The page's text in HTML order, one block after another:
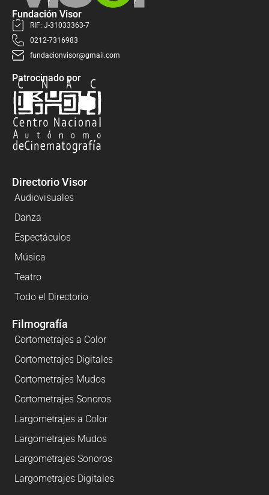
Fundación Visor
RIF: J-31033363-7
0212-7316983
fundacionvisor@gmail.com
Patrocinado por
Directorio Visor
Audiovisuales
Danza
Espectáculos
Música
Teatro
Todo el Directorio
Filmografía
Cortometrajes a Color
Cortometrajes Digitales
Cortometrajes Mudos
Cortometrajes Sonoros
Largometrajes a Color
Largometrajes Mudos
Largometrajes Sonoros
Largometrajes Digitales